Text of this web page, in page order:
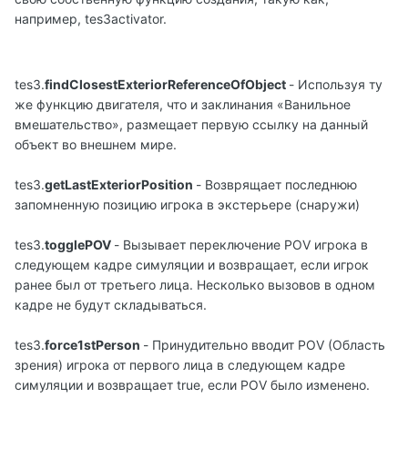
например, tes3activator.
tes3.findClosestExteriorReferenceOfObject - Используя ту
же функцию двигателя, что и заклинания «Ванильное
вмешательство», размещает первую ссылку на данный
объект во внешнем мире.
tes3.getLastExteriorPosition - Возврящает последнюю
запомненную позицию игрока в экстерьере (снаружи)
tes3.togglePOV - Вызывает переключение POV игрока в
следующем кадре симуляции и возвращает, если игрок
ранее был от третьего лица. Несколько вызовов в одном
кадре не будут складываться.
tes3.force1stPerson - Принудительно вводит POV (Область
зрения) игрока от первого лица в следующем кадре
симуляции и возвращает true, если POV было изменено.